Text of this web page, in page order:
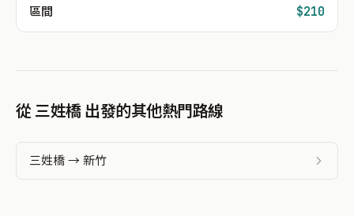
區間 $210
從 三姓橋 出發的其他熱門路線
三姓橋 → 新竹